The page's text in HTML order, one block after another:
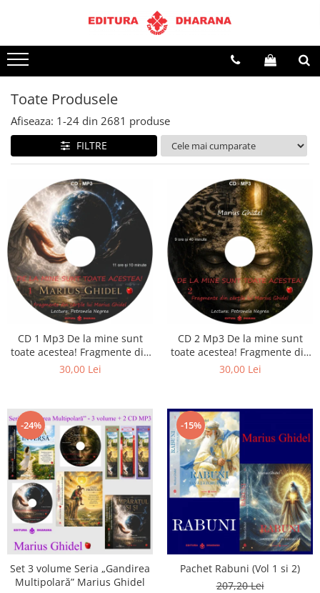
Terapii
Dietoterapie
Toate Produsele
Afiseaza: 1-24 din 2681 produse
FILTRE
CD 1 Mp3 De la mine sunt
toate acestea! Fragmente din
cărțile lui Marius Ghidel
30,00 Lei
CD 2 Mp3 De la mine sunt
toate acestea! Fragmente din
cărțile lui Marius Ghidel
30,00 Lei
-24%
Set 3 volume Seria „Gandirea
Multipolară” Marius Ghidel
-15%
Pachet Rabuni (Vol 1 si 2)
207,20 Lei